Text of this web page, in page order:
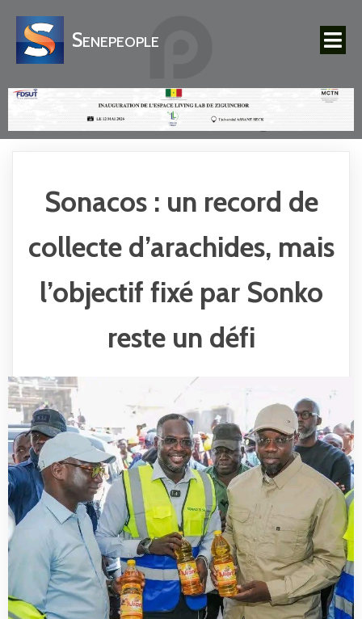
Senepeople
Sonacos : un record de
collecte d’arachides, mais
l’objectif fixé par Sonko
reste un défi